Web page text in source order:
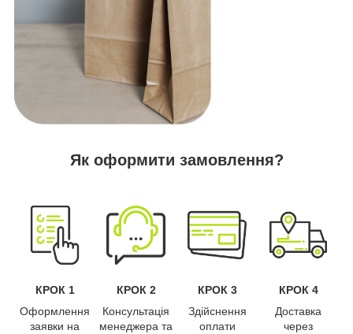
Як оформити замовлення?
КРОК 1
Оформлення
заявки на
КРОК 2
Консультація
менеджера та
КРОК 3
Здійснення
оплати
КРОК 4
Доставка
через